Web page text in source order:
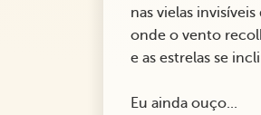
nas vielas
onde o vento
e as estrelas se
Eu ainda ouço...